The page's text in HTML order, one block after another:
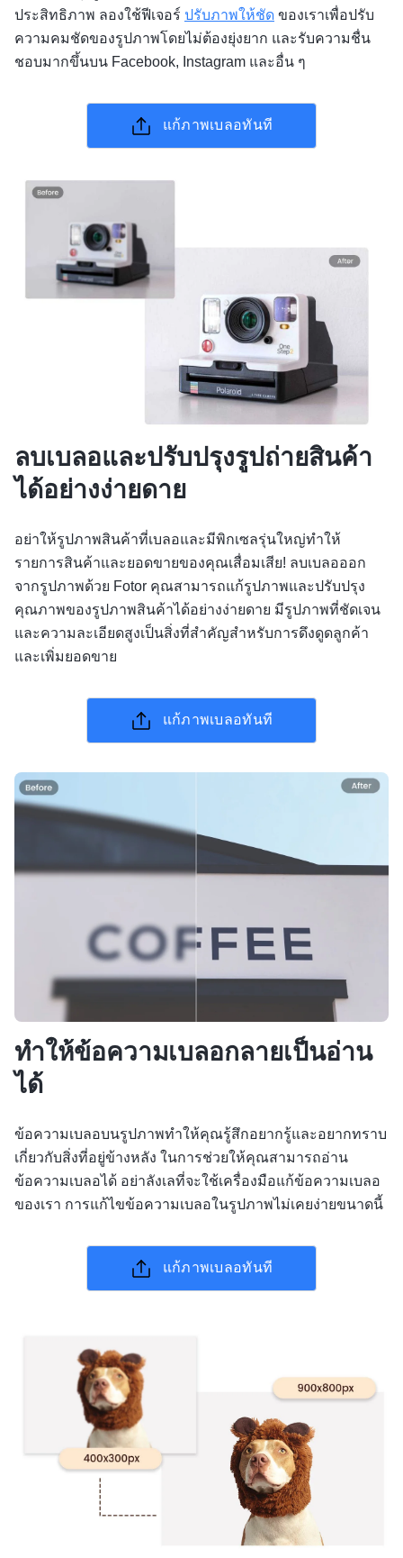
ประสิทธิภาพ ลองใช้ฟีเจอร์ ปรับภาพให้ชัด ของเราเพื่อปรับ
ความคมชัดของรูปภาพโดยไม่ต้องยุ่งยาก และรับความชื่น
ชอบมากขึ้นบน Facebook, Instagram และอื่น ๆ
แก้ภาพเบลอทันที
ลบเบลอและปรับปรุงรูปถ่ายสินค้า
ได้อย่างง่ายดาย
อย่าให้รูปภาพสินค้าที่เบลอและมีพิกเซลรุ่นใหญ่ทำให้
รายการสินค้าและยอดขายของคุณเสื่อมเสีย! ลบเบลอออก
จากรูปภาพด้วย Fotor คุณสามารถแก้รูปภาพและปรับปรุง
คุณภาพของรูปภาพสินค้าได้อย่างง่ายดาย มีรูปภาพที่ชัดเจน
และความละเอียดสูงเป็นสิ่งที่สำคัญสำหรับการดึงดูดลูกค้า
และเพิ่มยอดขาย
แก้ภาพเบลอทันที
ทำให้ข้อความเบลอกลายเป็นอ่าน
ได้
ข้อความเบลอบนรูปภาพทำให้คุณรู้สึกอยากรู้และอยากทราบ
เกี่ยวกับสิ่งที่อยู่ข้างหลัง ในการช่วยให้คุณสามารถอ่าน
ข้อความเบลอได้ อย่าลังเลที่จะใช้เครื่องมือแก้ข้อความเบลอ
ของเรา การแก้ไขข้อความเบลอในรูปภาพไม่เคยง่ายขนาดนี้
แก้ภาพเบลอทันที